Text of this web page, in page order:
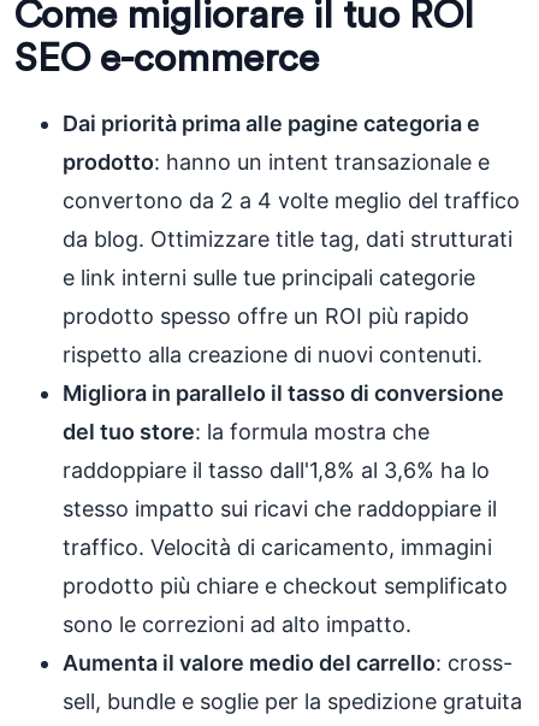
Come migliorare il tuo ROI
SEO e-commerce
Dai priorità prima alle pagine categoria e
prodotto: hanno un intent transazionale e
convertono da 2 a 4 volte meglio del traffico
da blog. Ottimizzare title tag, dati strutturati
e link interni sulle tue principali categorie
prodotto spesso offre un ROI più rapido
rispetto alla creazione di nuovi contenuti.
Migliora in parallelo il tasso di conversione
del tuo store: la formula mostra che
raddoppiare il tasso dall'1,8% al 3,6% ha lo
stesso impatto sui ricavi che raddoppiare il
traffico. Velocità di caricamento, immagini
prodotto più chiare e checkout semplificato
sono le correzioni ad alto impatto.
Aumenta il valore medio del carrello: cross-
sell, bundle e soglie per la spedizione gratuita